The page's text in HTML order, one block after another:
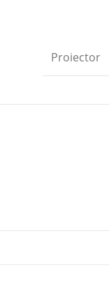
Proiector